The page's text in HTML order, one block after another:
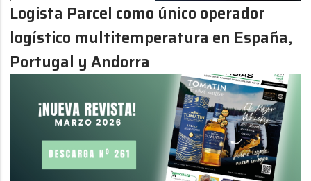
Logista Parcel como único operador
logístico multitemperatura en España,
Portugal y Andorra